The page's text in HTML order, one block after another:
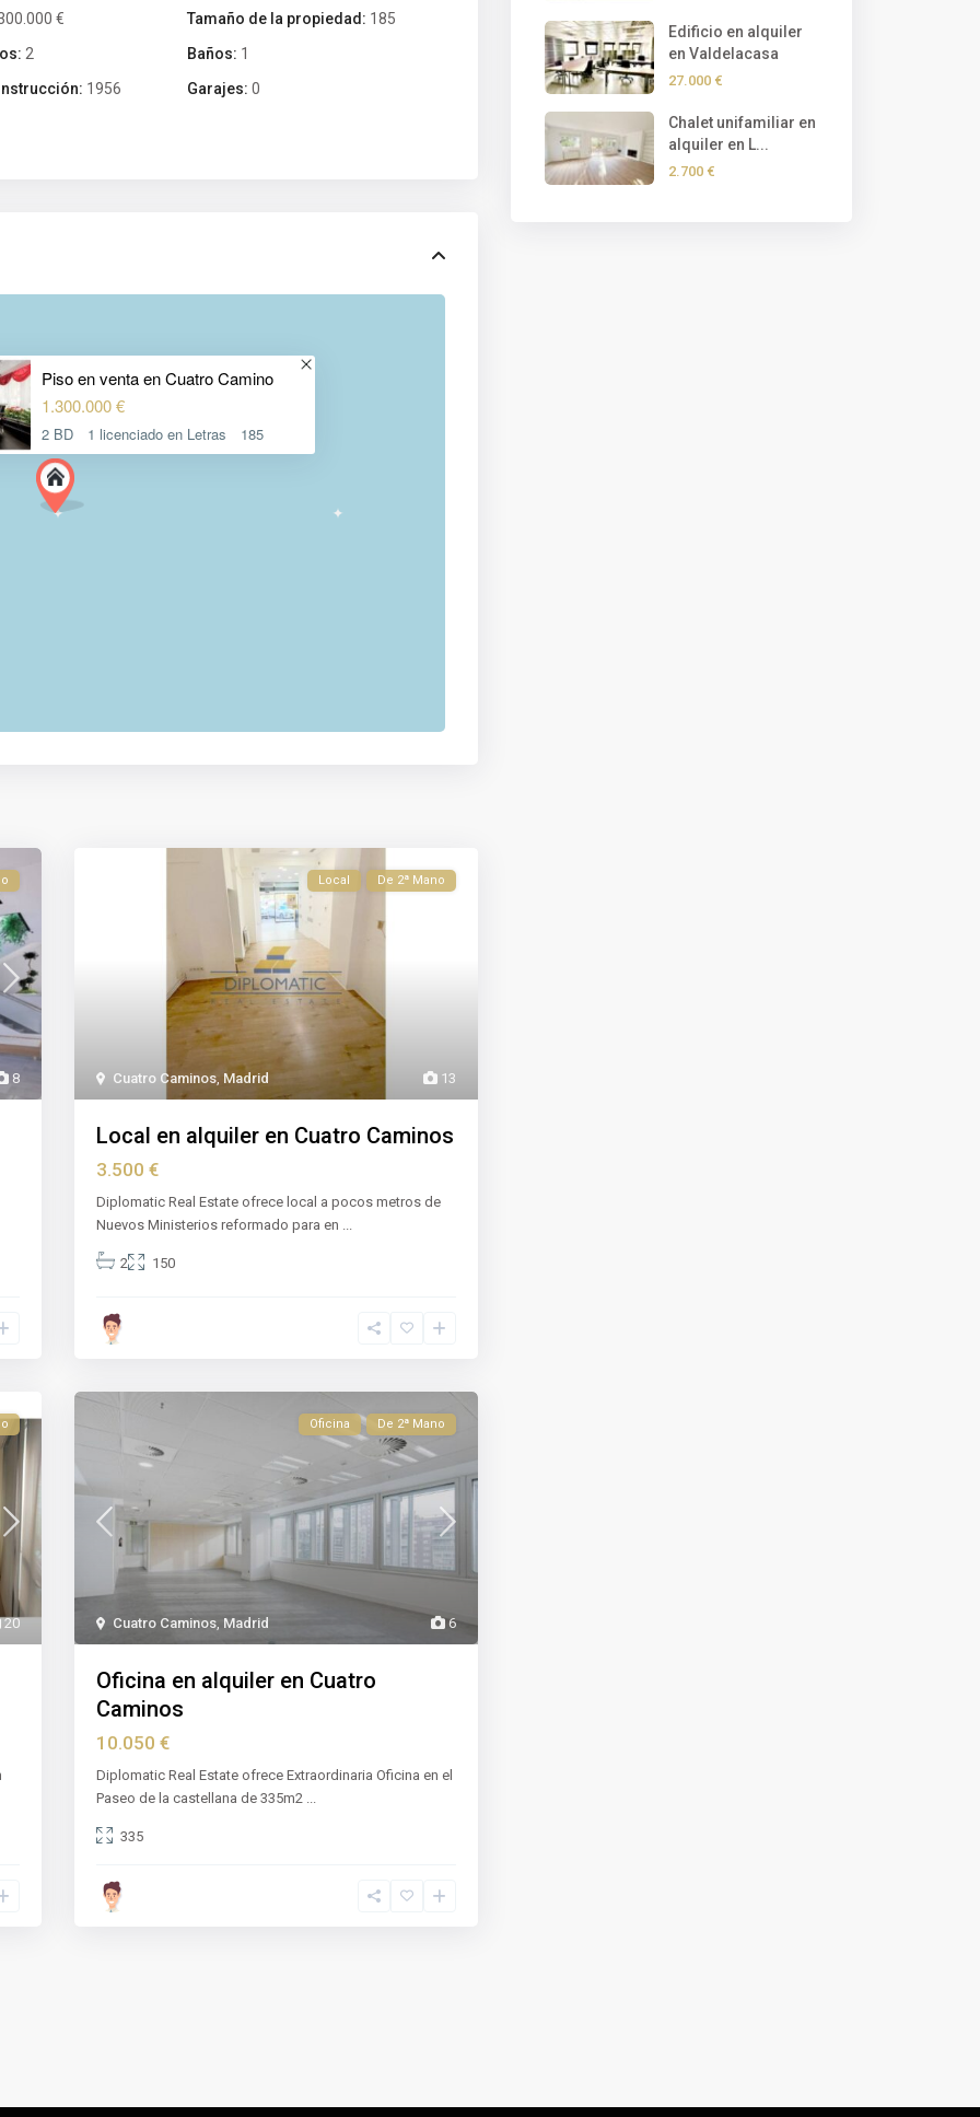
€ Tamaño de la propiedad: 185
2 Baños: 1
1956 Garajes: 0
Piso en venta en Cuatro Camino
1.300.000 €
2 BD 1 licenciado en Letras 185
8 13
Cuatro Caminos, Madrid
Local De 2ª Mano
Local en alquiler en Cuatro Caminos
3.500 €
Diplomatic Real Estate ofrece local a pocos metros de
Nuevos Ministerios reformado para en ...
2 150
20 6
Cuatro Caminos Madrid
Oficina De 2ª Mano
Oficina en alquiler en Cuatro
Caminos
10.050 €
Diplomatic Real Estate ofrece Extraordinaria Oficina en el
Paseo de la castellana de 335m2
335
Edificio en alquiler
en Valdelacasa
27.000 €
Chalet unifamiliar en
alquiler en L...
2.700 €